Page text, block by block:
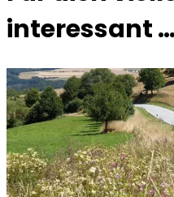
interessant …